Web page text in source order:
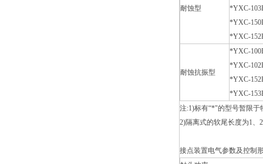
耐蚀型
*YXC-
*YXC-
*YXC-
耐蚀抗振型
*YXC-
*YXC-
*YXC-
*YXC-
注:1)标有“*"的型号暂限于
2)隔离式的软尾长度为1、
接点装置电气参数及控制